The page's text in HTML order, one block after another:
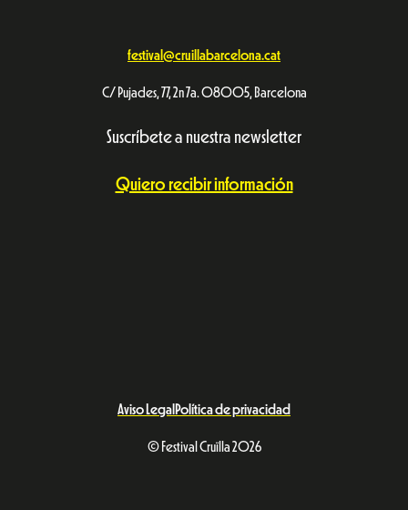
festival@cruillabarcelona.cat
C/ Pujades, 77, 2n 7a. 08005, Barcelona
Suscríbete a nuestra newsletter
Quiero recibir información
Aviso Legal Política de privacidad
© Festival Cruïlla 2026